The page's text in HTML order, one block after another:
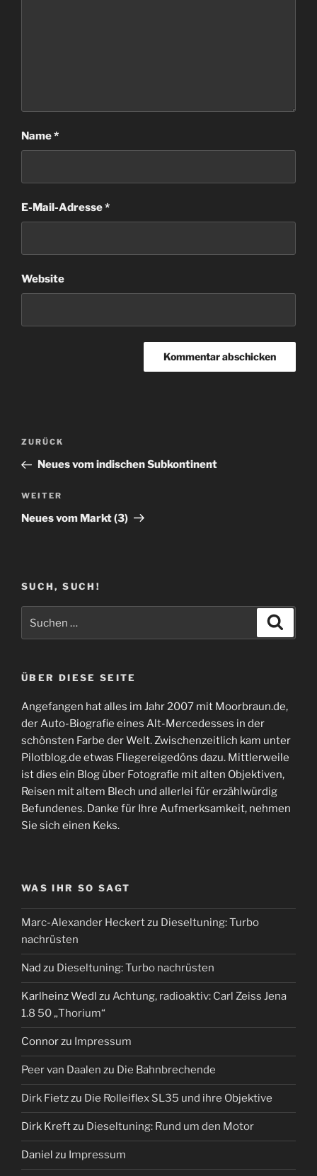
Name*
E-Mail-Adresse*
Website
Beitragsnavigation
Vorheriger
Beitrag
ZURÜCK
Neues vom indischen Subkontinent
Nächster
Beitrag
WEITER
Neues vom Markt (3)
SUCH, SUCH!
nach:
ÜBER DIESE SEITE
Angefangen hat alles im Jahr 2007 mit Moorbraun.de,
der Auto-Biografie eines Alt-Mercedesses in der
schönsten Farbe der Welt. Zwischenzeitlich kam unter
Pilotblog.de etwas Fliegereigedöns dazu. Mittlerweile
ist dies ein Blog über Fotografie mit alten Objektiven,
Reisen mit altem Blech und allerlei für erzählwürdig
Befundenes. Danke für Ihre Aufmerksamkeit, nehmen
Sie sich einen Keks.
WAS IHR SO SAGT
Marc-Alexander Heckertzu Dieseltuning: Turbo
nachrüsten
Nad zu Dieseltuning: Turbo nachrüsten
Karlheinz Wedl zu Achtung, radioaktiv: Carl Zeiss Jena
1.8 50 „Thorium“
Connorzu Impressum
Peer van Daalen zu Die Bahnbrechende
Dirk Fietzzu Die Rolleiflex SL35 und ihre Objektive
Dirk Kreftzu Dieseltuning: Rund um den Motor
Daniel zu Impressum